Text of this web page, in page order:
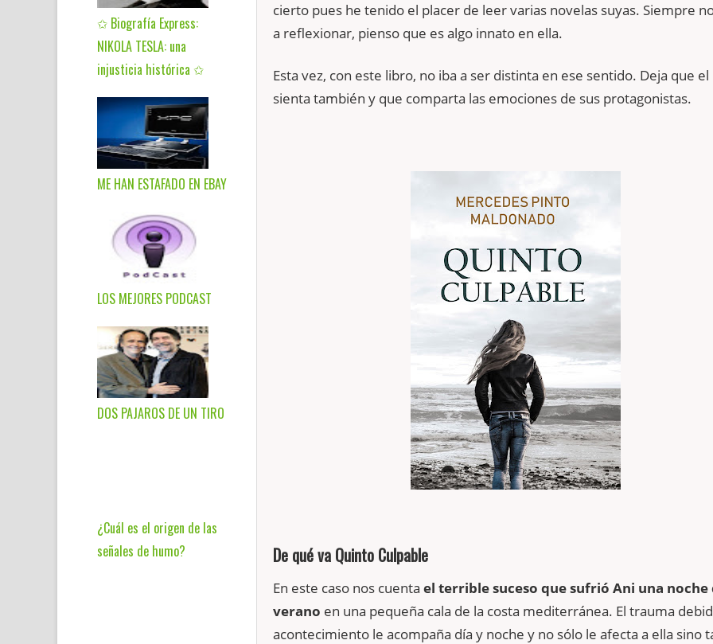
✩ Biografía Express:
NIKOLA TESLA: una
injusticia histórica ✩
ME HAN ESTAFADO EN EBAY
LOS MEJORES PODCAST
DOS PAJAROS DE UN TIRO
¿Cuál es el origen de las
señales de humo?
cierto pues he tenido el placer de leer varias novelas suyas. Siempre
a reflexionar, pienso que es algo innato en ella.
Esta vez, con este libro, no iba a ser distinta en ese sentido. Deja que
sienta también y que comparta las emociones de sus protagonistas.
De qué va Quinto Culpable
En este caso nos cuenta el terrible suceso que sufrió Ani una noche
verano en una pequeña cala de la costa mediterránea. El trauma
acontecimiento le acompaña día y noche y no sólo le afecta a ella sino